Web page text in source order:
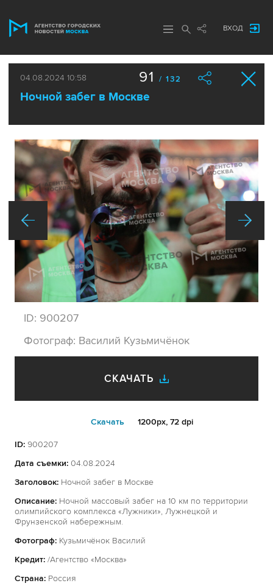
ВХОД
04.08.2024 10:58
Ночной забег в Москве
91 / 132
ID: 900207
Фотограф: Василий Кузьмичёнок
СКАЧАТЬ
Cкачать 1200px, 72 dpi
ID: 900207
Дата съемки: 04.08.2024
Заголовок: Ночной забег в Москве
Описание: Ночной массовый забег на 10 км по территории
олимпийского комплекса «Лужники», Лужнецкой и
Фрунзенской набережным.
Фотограф: Кузьмичёнок Василий
Кредит: /Агентство «Москва»
Страна: Россия